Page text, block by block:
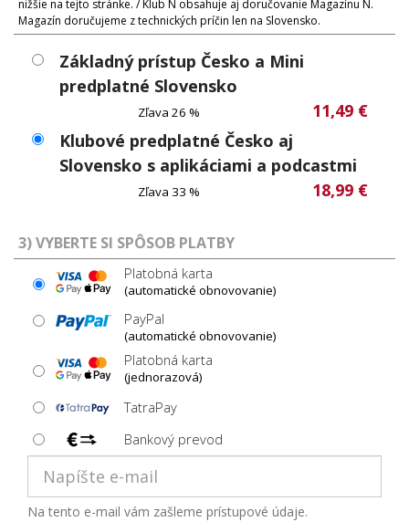
nižšie na tejto stránke. / Klub N obsahuje aj doručovanie Magazínu N.
Magazín doručujeme z technických príčin len na Slovensko.
Základný prístup Česko a Mini
predplatné Slovensko
Zľava 26 %
11,49 €
Klubové predplatné Česko aj
Slovensko s aplikáciami a podcastmi
Zľava 33 % 18,99 €
3) VYBERTE SI SPÔSOB PLATBY
Platobná karta
(automatické obnovovanie)
PayPal
(automatické obnovovanie)
Platobná karta
(jednorazová)
TatraPay
Bankový prevod
Na tento e-mail vám zašleme prístupové údaje.